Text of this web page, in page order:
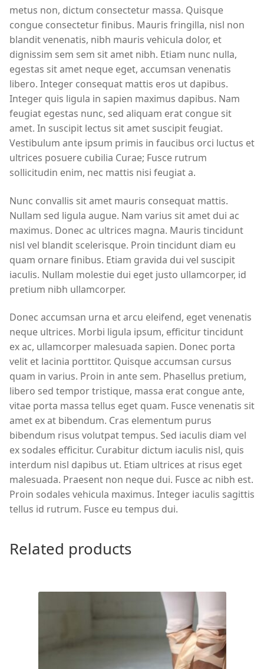
metus non, dictum consectetur massa. Quisque
congue consectetur finibus. Mauris fringilla, nisl non
blandit venenatis, nibh mauris vehicula dolor, et
dignissim sem sem sit amet nibh. Etiam nunc nulla,
egestas sit amet neque eget, accumsan venenatis
libero. Integer consequat mattis eros ut dapibus.
Integer quis ligula in sapien maximus dapibus. Nam
feugiat egestas nunc, sed aliquam erat congue sit
amet. In suscipit lectus sit amet suscipit feugiat.
Vestibulum ante ipsum primis in faucibus orci luctus et
ultrices posuere cubilia Curae; Fusce rutrum
sollicitudin enim, nec mattis nisi feugiat a.
Nunc convallis sit amet mauris consequat mattis.
Nullam sed ligula augue. Nam varius sit amet dui ac
maximus. Donec ac ultrices magna. Mauris tincidunt
nisl vel blandit scelerisque. Proin tincidunt diam eu
quam ornare finibus. Etiam gravida dui vel suscipit
iaculis. Nullam molestie dui eget justo ullamcorper, id
pretium nibh ullamcorper.
Donec accumsan urna et arcu eleifend, eget venenatis
neque ultrices. Morbi ligula ipsum, efficitur tincidunt
ex ac, ullamcorper malesuada sapien. Donec porta
velit et lacinia porttitor. Quisque accumsan cursus
quam in varius. Proin in ante sem. Phasellus pretium,
libero sed tempor tristique, massa erat congue ante,
vitae porta massa tellus eget quam. Fusce venenatis sit
amet ex at bibendum. Cras elementum purus
bibendum risus volutpat tempus. Sed iaculis diam vel
ex sodales efficitur. Curabitur dictum iaculis nisl, quis
interdum nisl dapibus ut. Etiam ultrices at risus eget
malesuada. Praesent non neque dui. Fusce ac nibh est.
Proin sodales vehicula maximus. Integer iaculis sagittis
tellus id rutrum. Fusce eu tempus dui.
Related products